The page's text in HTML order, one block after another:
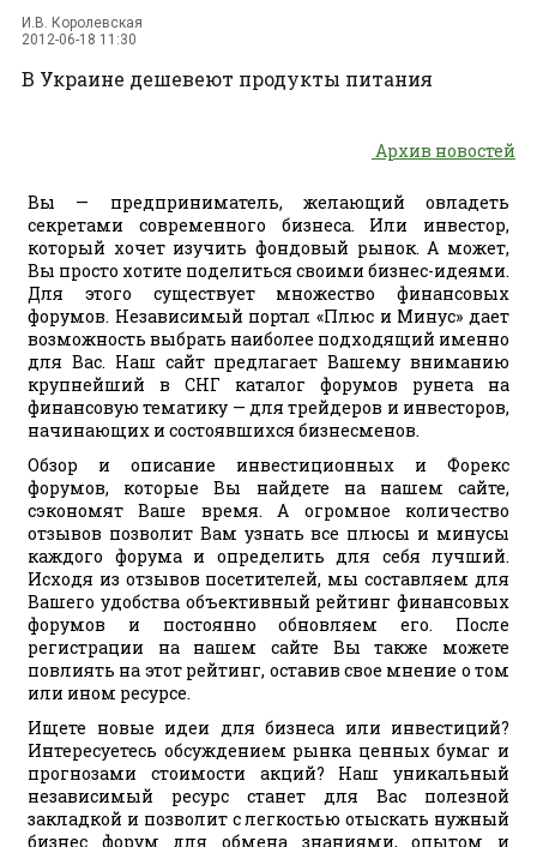
И.В. Королевская
2012-06-18 11:30
В Украине дешевеют продукты питания
Архив новостей
Вы — предприниматель, желающий овладеть
секретами современного бизнеса. Или инвестор,
который хочет изучить фондовый рынок. А может,
Вы просто хотите поделиться своими бизнес-идеями.
Для этого существует множество финансовых
форумов. Независимый портал «Плюс и Минус» дает
возможность выбрать наиболее подходящий именно
для Вас. Наш сайт предлагает Вашему вниманию
крупнейший в СНГ каталог форумов рунета на
финансовую тематику — для трейдеров и инвесторов,
начинающих и состоявшихся бизнесменов.
Обзор и описание инвестиционных и Форекс
форумов, которые Вы найдете на нашем сайте,
сэкономят Ваше время. А огромное количество
отзывов позволит Вам узнать все плюсы и минусы
каждого форума и определить для себя лучший.
Исходя из отзывов посетителей, мы составляем для
Вашего удобства объективный рейтинг финансовых
форумов и постоянно обновляем его. После
регистрации на нашем сайте Вы также можете
повлиять на этот рейтинг, оставив свое мнение о том
или ином ресурсе.
Ищете новые идеи для бизнеса или инвестиций?
Интересуетесь обсуждением рынка ценных бумаг и
прогнозами стоимости акций? Наш уникальный
независимый ресурс станет для Вас полезной
закладкой и позволит с легкостью отыскать нужный
бизнес форум для обмена знаниями, опытом и